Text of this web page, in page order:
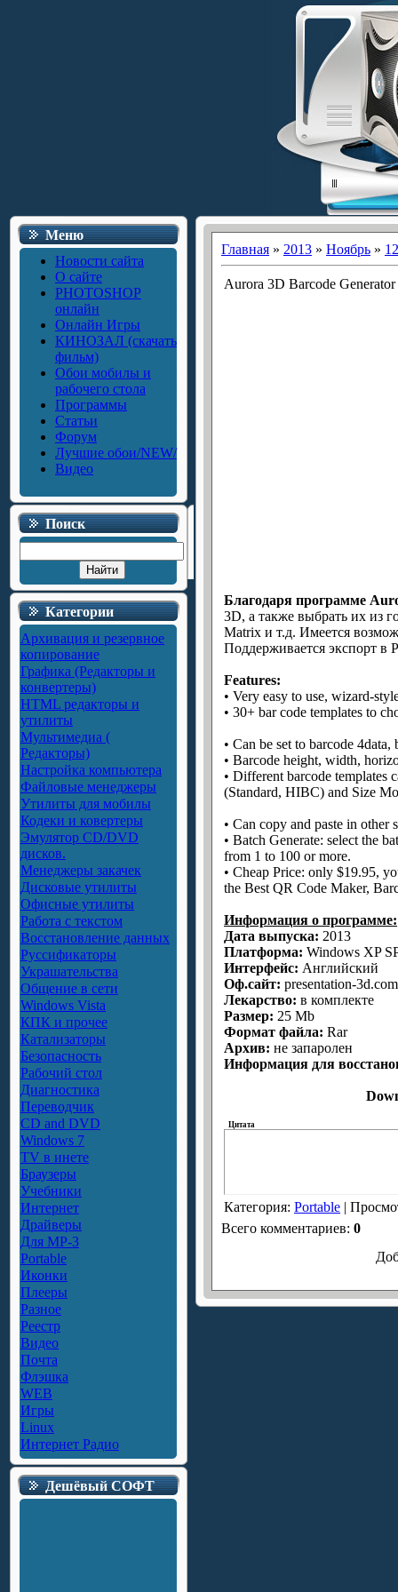
Меню
Новости сайта
О сайте
PHOTOSHOP
онлайн
Онлайн Игры
КИНОЗАЛ (скачать
фильм)
Обои мобилы и
рабочего стола
Программы
Статьи
Форум
Лучшие обои/NEW/
Видео
Поиск
Категории
Архивация и резервное
копирование
Графика (Редакторы и
конвертеры)
HTML редакторы и
утилиты
Мультимедиа (
Редакторы)
Настройка компьютера
Файловые менеджеры
Утилиты для мобилы
Кодеки и ковертеры
Эмулятор CD/DVD
дисков.
Менеджеры закачек
Дисковые утилиты
Офисные утилиты
Работа с текстом
Восстановление данных
Руссификаторы
Украшательства
Общение в сети
Windows Vista
КПК и прочее
Катализаторы
Безопасность
Рабочий стол
Диагностика
Переводчик
CD and DVD
Windows 7
TV в инете
Браузеры
Учебники
Интернет
Драйверы
Для MP-3
Portable
Иконки
Плееры
Разное
Реестр
Видео
Почта
Флэшка
WEB
Игры
Linux
Интернет Радио
Дешёвый СОФТ
Главная » 2013 » Ноябрь » 12
Aurora 3D Barcode
Благодаря программе
3D, а также выбрать их из
Matrix и т.д. Имеется
Поддерживается экспорт в
Features:
• Very easy to use, wizard-
• 30+ bar code templates to
• Can be set to barcode
• Barcode height, width,
• Different barcode templates
(Standard, HIBC) and Size
• Can copy and paste in
• Batch Generate: select the
from 1 to 100 or more.
• Cheap Price: only $19.95,
the Best QR Code Maker,
Информация о программе:
Дата выпуска: 2013
Платформа: Windows XP
Интерфейс: Английский
Оф.сайт: presentation-3d.com
Лекарство: в комплекте
Размер: 25 Mb
Формат файла: Rar
Aрхив: не запаролен
Информация для
Цитата
Категория: Portable |
Всего комментариев: 0